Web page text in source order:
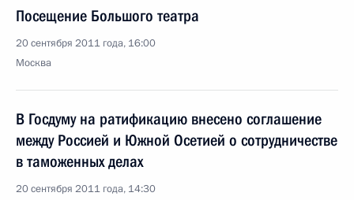
Посещение Большого театра
20 сентября 2011 года, 16:00
Москва
В Госдуму на ратификацию внесено соглашение
между Россией и Южной Осетией о сотрудничестве
в таможенных делах
20 сентября 2011 года, 14:30